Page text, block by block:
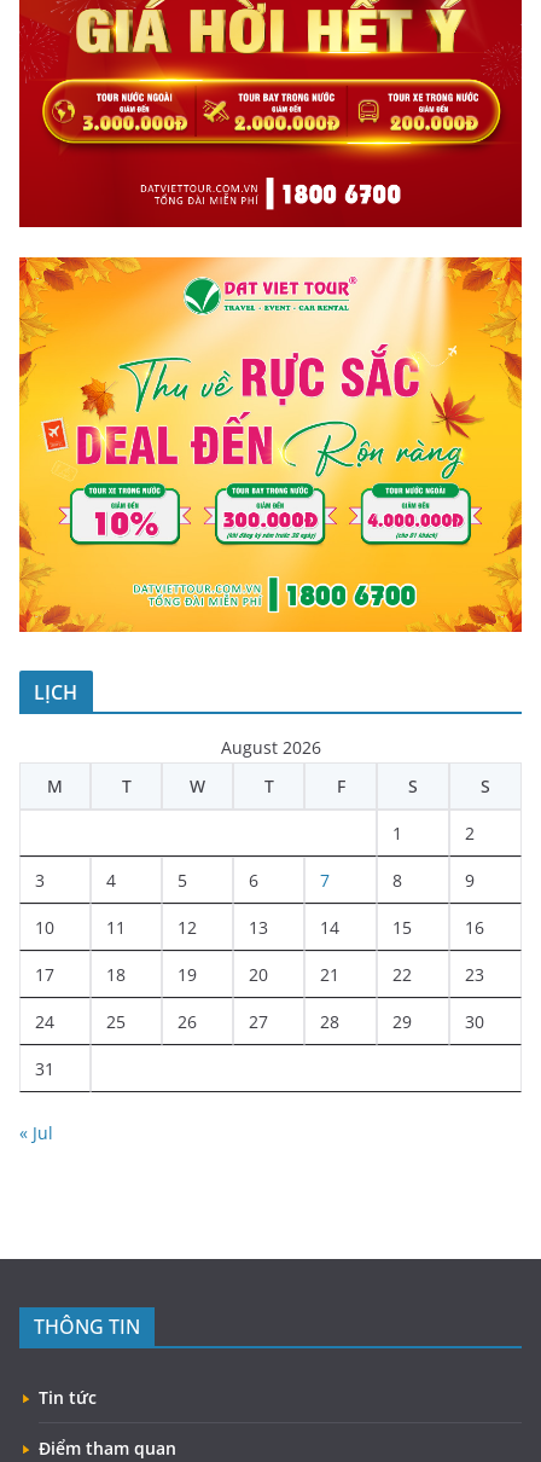
LỊCH
August 2026
M
T W T F S S
1 2
3 4 5 6 7 8 9
10 11 12 13 14 15 16
17 18 19 20 21 22 23
24 25 26 27 28 29 30
31
« Jul
THÔNG TIN
Tin tức
Điểm tham quan